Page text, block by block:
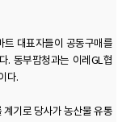
트 대표자들이 공동구매를
. 동부팜청과는 이레GL협
다.
기로 당사가 농산물 유통